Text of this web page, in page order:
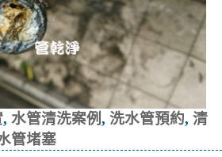
, 水管清洗案例, 洗水管預約, 清
管堵塞